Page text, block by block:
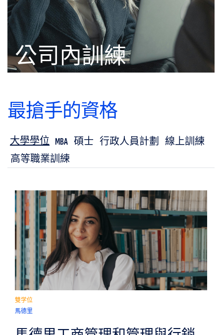
公司內訓練
最搶手的資格
大學學位 MBA 碩士 行政人員計劃 線上訓練
高等職業訓練
雙学位
馬德里